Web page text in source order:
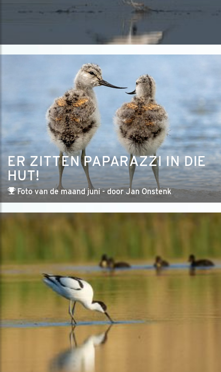
ER ZITTEN PAPARAZZI IN DIE
HUT!
Foto van de maand juni - door Jan Onstenk